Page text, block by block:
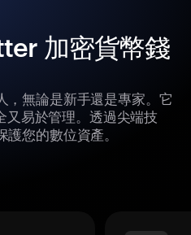
加密貨幣錢
，無論是新手還是專家。它
又易於管理。透過尖端技
您的數位資產。